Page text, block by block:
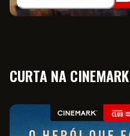
CURTA NA CINEMARK